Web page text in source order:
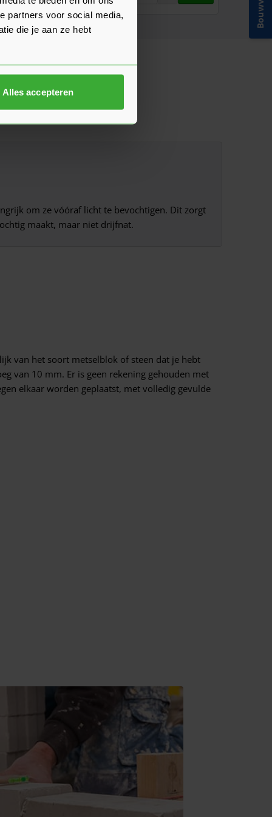
partners voor social media,
die je aan ze hebt
Alles accepteren
om ze vóóraf licht te bevochtigen. Dit zorgt
maakt, maar niet drijfnat.
van het soort metselblok of steen dat je hebt
van 10 mm. Er is geen rekening gehouden met
elkaar worden geplaatst, met volledig gevulde